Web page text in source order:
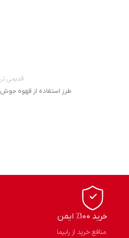
قدیمی تر
طرز استفاده از قهوه جوش
خرید 100% ایمن
منافع خرید از رابیما